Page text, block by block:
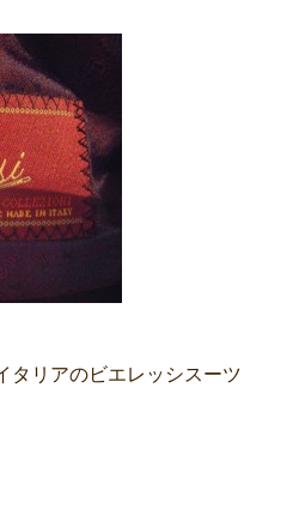
タリアのビエレッシスーツ